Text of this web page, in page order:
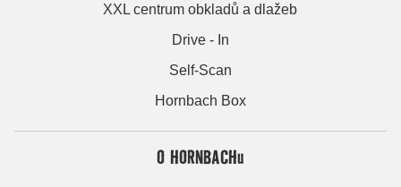
XXL centrum obkladů a dlažeb
Drive - In
Self-Scan
Hornbach Box
O HORNBACHu